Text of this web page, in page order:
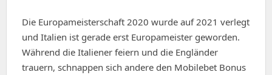
Die Europameisterschaft 2020 wurde auf 2021 verlegt
und Italien ist gerade erst Europameister geworden.
Während die Italiener feiern und die Engländer
trauern, schnappen sich andere den Mobilebet Bonus